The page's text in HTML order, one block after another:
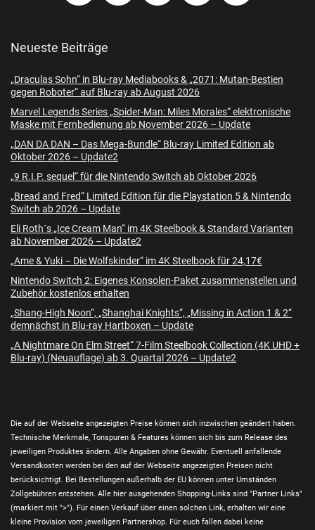
Neueste Beiträge
„Draculas Sohn“ in Blu-ray Mediabooks & „2071: Mutan-Bestien
gegen Roboter“ auf Blu-ray ab August 2026
Marvel Legends Series „Spider-Man: Miles Morales“ elektronische
Maske mit Fernbedienung ab November 2026 – Update
„DAN DA DAN – Das Mega-Bundle“ Blu-ray Limited Edition ab
Oktober 2026 – Update2
„9 R.I.P. sequel“ für die Nintendo Switch ab Oktober 2026
„Bread and Fred“ Limited Edition für die Playstation 5 & Nintendo
Switch ab 2026 – Update
Eli Roth´s „Ice Cream Man“ im 4K Steelbook & Standard Varianten
ab November 2026 – Update2
„Ame & Yuki – Die Wolfskinder“ im 4K Steelbook für 24,17€
Nintendo Switch 2: Eigenes Konsolen-Paket zusammenstellen und
Zubehör kostenlos erhalten
„Shang-High Noon“, „Shanghai Knights“, „Missing in Action 1 & 2“
demnächst in Blu-ray Hartboxen – Update
„A Nightmare On Elm Street“ 7-Film Steelbook Collection (4K UHD +
Blu-ray) (Neuauflage) ab 3. Quartal 2026 – Update2
Die auf der Webseite angezeigten Preise können sich inzwischen geändert haben.
Technische Merkmale, Tonspuren & Features können sich bis zum Release des
jeweiligen Produktes ändern. Alle Angaben ohne Gewähr. Eventuell anfallende
Versandkosten werden bei den auf der Webseite angezeigten Preisen nicht
berücksichtigt. Bei Bestellungen außerhalb der EU können unter Umständen
Zollgebühren entstehen. Alle hier ausgehenden Shopping-Links sind "Partner Links"
(markiert mit ">"). Für einen Verkauf über einen solchen Link, erhalten wir eine
kleine Provision vom jeweiligen Partnershop. Für euch fallen dabei keine